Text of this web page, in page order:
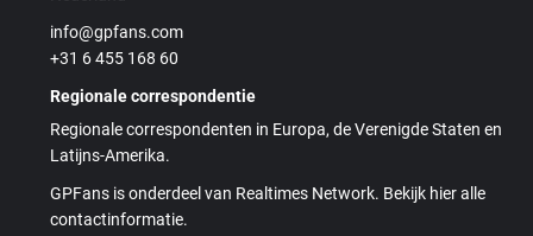
info@gpfans.com
+31 6 455 168 60
Regionale correspondentie
Regionale correspondenten in Europa, de Verenigde Staten en
Latijns-Amerika.
GPFans is onderdeel van Realtimes Network. Bekijk hier alle
contactinformatie.